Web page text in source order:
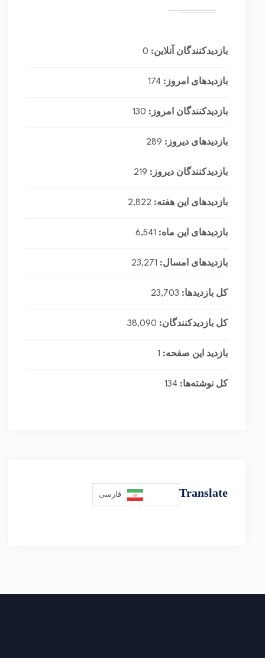
بازدیدکنندگان آنلاین: 0
بازدیدهای امروز: 174
بازدیدکنندگان امروز: 130
بازدیدهای دیروز: 289
بازدیدکنندگان دیروز: 219
بازدیدهای این هفته: 2,822
بازدیدهای این ماه: 6,541
بازدیدهای امسال: 23,271
کل بازدیدها: 23,703
کل بازدیدکنند‌گان: 38,090
بازدید این صفحه: 1
کل نوشته‌ها: 134
Translate فارسی